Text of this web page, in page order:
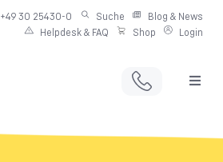
+49 30 25430-0 Suche
Blog & News
Helpdesk & FAQ
Shop Login